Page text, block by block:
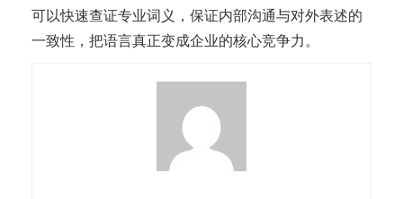
可以快速查证专业词义，保证内部沟通与对外表述的
一致性，把语言真正变成企业的核心竞争力。